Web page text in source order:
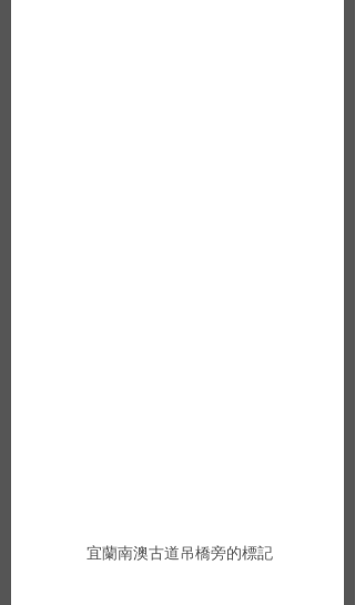
宜蘭南澳古道吊橋旁的標記